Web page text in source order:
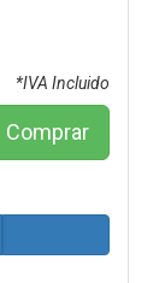
*IVA Incluido
Comprar